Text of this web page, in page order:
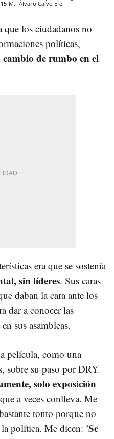
M. Álvaro Calvo Efe
los ciudadanos no
políticas,
de rumbo en el
era que se sostenía
sin líderes. Sus caras
daban la cara ante los
dar a conocer las
sus asambleas.
película, como una
sobre su paso por DRY.
solo exposición
a veces conlleva. Me
tonto porque no
política. Me dicen: 'Se